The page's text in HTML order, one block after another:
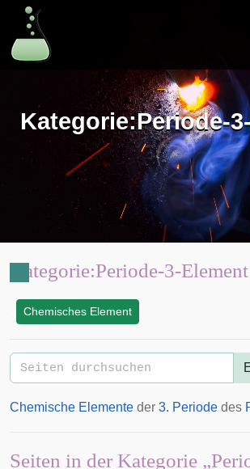
Kategorie:Periode-
Kategorie:Periode-3-Element
Chemisches Element
Chemische Elemente der 3. Periode des
Seiten in der Kategorie